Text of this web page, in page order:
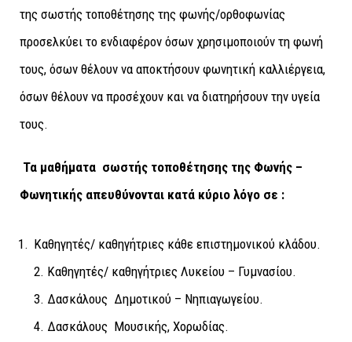
της σωστής τοποθέτησης της φωνής/ορθοφωνίας
προσελκύει το ενδιαφέρον όσων χρησιμοποιούν τη φωνή
τους, όσων θέλουν να αποκτήσουν φωνητική καλλιέργεια,
όσων θέλουν να προσέχουν και να διατηρήσουν την υγεία
τους.
Τα μαθήματα σωστής τοποθέτησης της Φωνής –
Φωνητικής απευθύνονται κατά κύριο λόγο σε :
Καθηγητές/ καθηγήτριες κάθε επιστημονικού κλάδου.
2. Καθηγητές/ καθηγήτριες Λυκείου – Γυμνασίου.
3. Δασκάλους Δημοτικού – Νηπιαγωγείου.
4. Δασκάλους Μουσικής, Χορωδίας.